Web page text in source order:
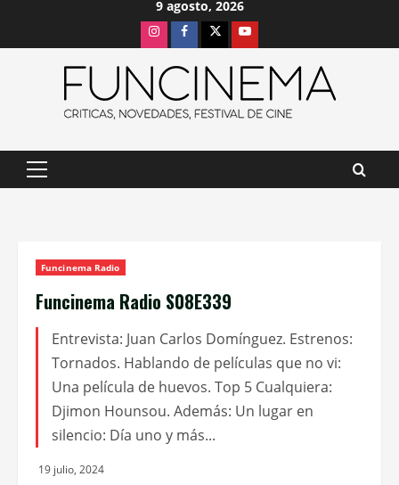
9 agosto, 2026
InstagramFacebook
X Youtube
Menú
Funcinema Radio
Funcinema Radio S08E339
Entrevista: Juan Carlos Domínguez. Estrenos:
Tornados. Hablando de películas que no vi:
Una película de huevos. Top 5 Cualquiera:
Djimon Hounsou. Además: Un lugar en
silencio: Día uno y más...
19 julio, 2024